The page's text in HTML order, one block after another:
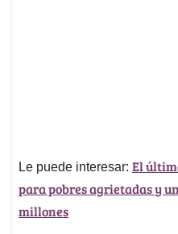
Le puede interesar: El
para pobres agrietadas y
millones